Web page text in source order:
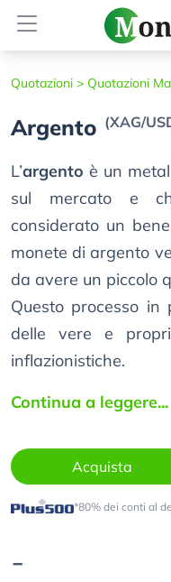
Quotazioni > Quotazioni
Argento (XAG/
L’argento è un
sul mercato e
considerato un
monete di argento
da avere un piccolo
Questo processo
delle vere e
inflazionistiche.
Continua a leggere...
Acquista
*80% dei conti al
-